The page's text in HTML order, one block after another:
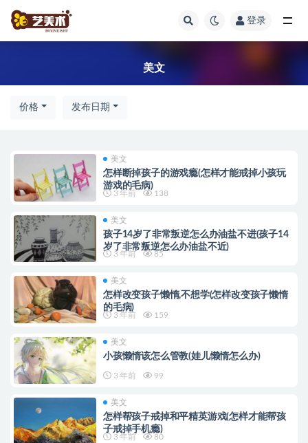
登录
美文
价格 发布日期
美文
怎样断掉孩子的游戏瘾(怎样才能戒掉小孩玩
游戏的毛病)
3 年前 138
美文
孩子14岁了非常叛逆怎么办油盐不进(孩子14
岁了非常叛逆怎么办油盐不近)
3 年前 85
美文
怎样改变孩子懒惰,不想学(怎样改变孩子懒惰
的毛病)
3 年前 159
美文
小孩懒惰该怎么管教(娃儿懒惰怎么办)
3 年前 99
美文
怎样帮孩子戒掉和平精英游戏(怎样才能帮孩
子戒掉手机瘾)
3 年前 80